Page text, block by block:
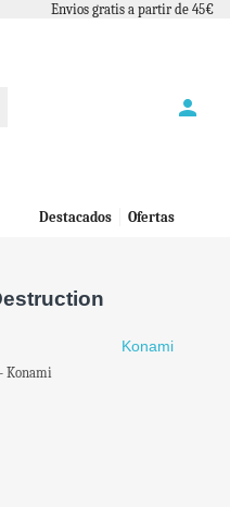
Envios gratis a partir de 45€
person
Destacados Ofertas
Konami
Konami